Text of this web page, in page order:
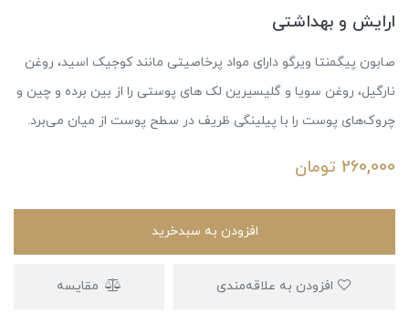
ارایش و بهداشتی
صابون پیگمنتا ویرگو دارای مواد پرخاصیتی مانند کوجیک اسید، روغن
نارگیل، روغن سویا و گلیسیرین لک های پوستی را از بین برده و چین و
چروک‌های پوست را با پیلینگی ظریف در سطح پوست از میان می‌برد.
260,000 تومان
افزودن به سبدخرید
مقایسه